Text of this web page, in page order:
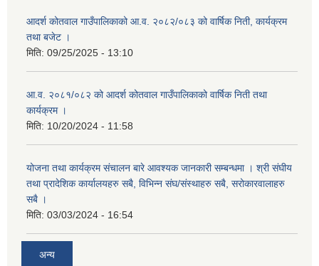
आदर्श कोतवाल गाउँपालिकाको आ.व. २०८२/०८३ को वार्षिक निती, कार्यक्रम
तथा बजेट ।
मिति: 09/25/2025 - 13:10
आ.व. २०८१/०८२ को आदर्श कोतवाल गाउँपालिकाको वार्षिक निती तथा
कार्यक्रम ।
मिति: 10/20/2024 - 11:58
योजना तथा कार्यक्रम संचालन बारे आवश्यक जानकारी सम्बन्धमा । श्री संघीय
तथा प्रादेशिक कार्यालयहरु सबै, विभिन्‍न संघ/संस्थाहरु सबै, सरोकारवालाहरु
सबै ।
मिति: 03/03/2024 - 16:54
अन्य